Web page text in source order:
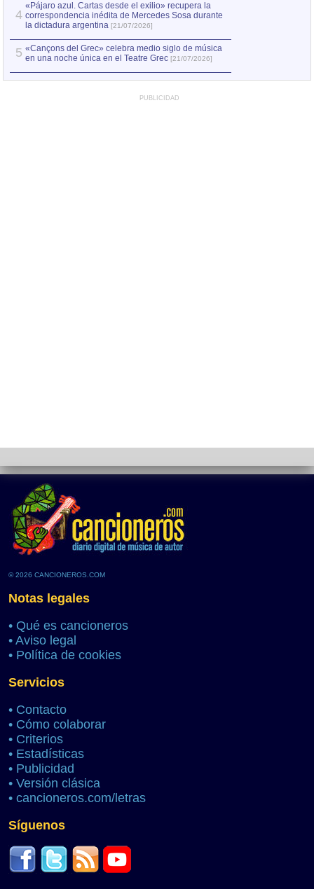
4
«Pájaro azul. Cartas desde el exilio» recupera la
correspondencia inédita de Mercedes Sosa durante
la dictadura argentina [21/07/2026]
5 «Cançons del Grec» celebra medio siglo de música
en una noche única en el Teatre Grec [21/07/2026]
PUBLICIDAD
© 2026 CANCIONEROS.COM
Notas legales
• Qué es cancioneros
• Aviso legal
• Política de cookies
Servicios
• Contacto
• Cómo colaborar
• Criterios
• Estadísticas
• Publicidad
• Versión clásica
• cancioneros.com/letras
Síguenos